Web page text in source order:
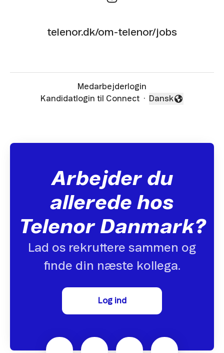
telenor.dk/om-telenor/jobs
Medarbejderlogin
Kandidatlogin til Connect ·
Skift sprog
Dansk
Arbejder du
allerede hos
Telenor Danmark?
Lad os rekruttere sammen og
finde din næste kollega.
Log ind